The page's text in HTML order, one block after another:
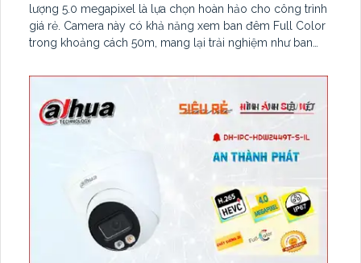
lượng 5.0 megapixel là lựa chọn hoàn hảo cho công trình
giá rẻ. Camera này có khả năng xem ban đêm Full Color
trong khoảng cách 50m, mang lại trải nghiệm như ban
lượng, sử dụng hồng ngoại SMD và thân kim loại, giúp